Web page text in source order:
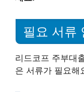
필요 서류
리드코프 주부대
은 서류가 필요해